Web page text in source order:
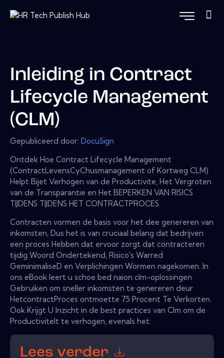
Inleiding in Contract
Lifecycle Management
(CLM)
Gepubliceerd door: DocuSign
Ontdek Hoe Contract Lifecycle Management
(ContractLevensCyChusmanagement of Kortweg CLM)
Helpt Bijet Verhogen van de Productivite, Het Vergroten
van de Transparantie en Het BEPERKEN VAN RISICS
TIJDENS TIJDENS HET CONTRACTPROCES.
Contracten vormen de basis voor het dee genereren van
inkomsten, Dus het is van cruciaal belang dat bedrijven
een proces Hebben dat ervoor zorgt dat contracteren
tijdig Woord Ondertekend, Risico's Warred
GeminimaliseD en Verplichingen Wormen nagekomen. In
ons eBook leert u schoe bed naion clm-oplossingen
Gebruiken om sneller inkomsten te genereren deur
HetcontractProces ontmoette 75 Procent Te Verkorten.
Ook Krijgt U Inzicht in de best practices van Clm om de
ProductiviteIt te verhogen, evenals het:
Lees verder